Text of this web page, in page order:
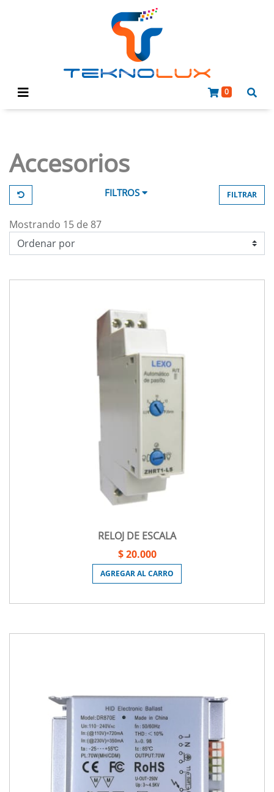
0
Accesorios
FILTROS FILTRAR
Mostrando 15 de 87
RELOJ DE ESCALA
$ 20.000
AGREGAR AL CARRO